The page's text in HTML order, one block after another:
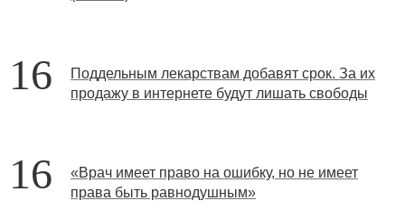
16
Поддельным лекарствам добавят срок. За их
продажу в интернете будут лишать свободы
16
«Врач имеет право на ошибку, но не имеет
права быть равнодушным»